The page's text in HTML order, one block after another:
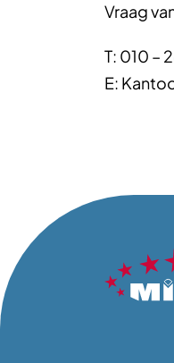
Vraag
T: 010 –
E: